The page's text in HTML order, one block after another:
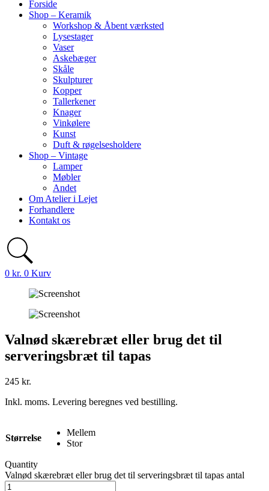
Forside
Shop – Keramik
Workshop & Åbent værksted
Lysestager
Vaser
Askebæger
Skåle
Skulpturer
Kopper
Tallerkener
Knager
Vinkølere
Kunst
Duft & røgelsesholdere
Shop – Vintage
Lamper
Møbler
Andet
Om Atelier i Lejet
Forhandlere
Kontakt os
0 kr. 0 Kurv
Valnød skærebræt eller brug det til
serveringsbræt til tapas
245 kr.
Inkl. moms. Levering beregnes ved bestilling.
Størrelse
Mellem
Stor
Quantity
Valnød skærebræt eller brug det til serveringsbræt til tapas antal